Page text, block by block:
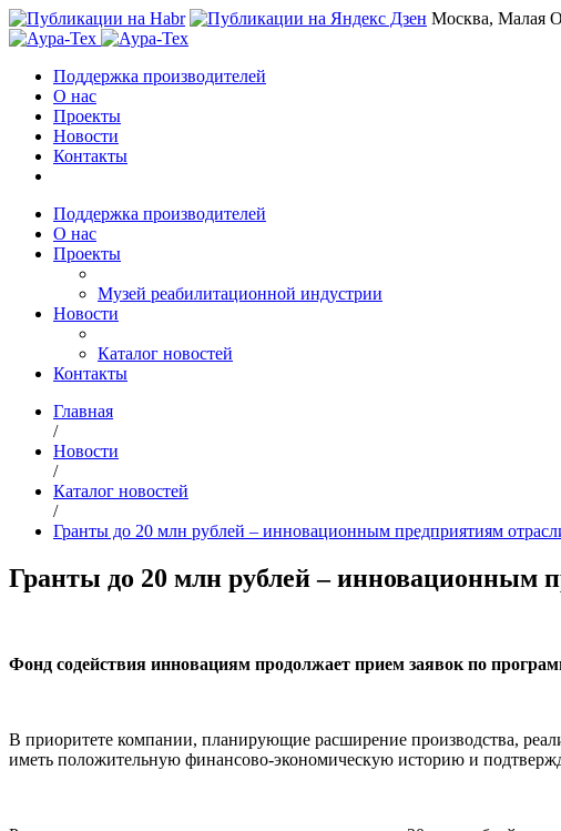
Москва, Малая
Поддержка производителей
О нас
Проекты
Новости
Контакты
Поддержка производителей
О нас
Проекты
Музей реабилитационной индустрии
Новости
Каталог новостей
Контакты
Главная
/
Новости
/
Каталог новостей
/
Гранты до 20 млн рублей – инновационным предприятиям
Гранты до 20 млн рублей – инновационным
Фонд содействия инновациям продолжает прием заявок по
В приоритете компании, планирующие расширение производства,
иметь положительную финансово-экономическую историю и